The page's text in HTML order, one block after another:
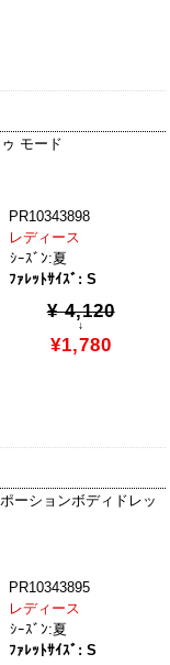
モード
PR10343898
レディース
ｼｰｽﾞﾝ:夏
ﾌｧﾚｯﾄｻｲｽﾞ: S
¥ 4,120
↓
¥1,780
ーションボディドレッ
PR10343895
レディース
ｼｰｽﾞﾝ:夏
ﾌｧﾚｯﾄｻｲｽﾞ: S